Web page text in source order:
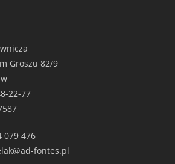
Groszu 82/9
22-77
079 476
fontes.pl